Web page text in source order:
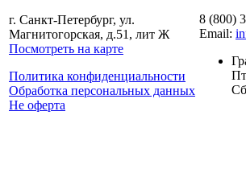
г. Санкт-Петербург, ул.
Магнитогорская, д.51, лит Ж
Посмотреть на карте
Политика конфиденциальности
Обработка персональных данных
Не оферта
8 (800)
Email: